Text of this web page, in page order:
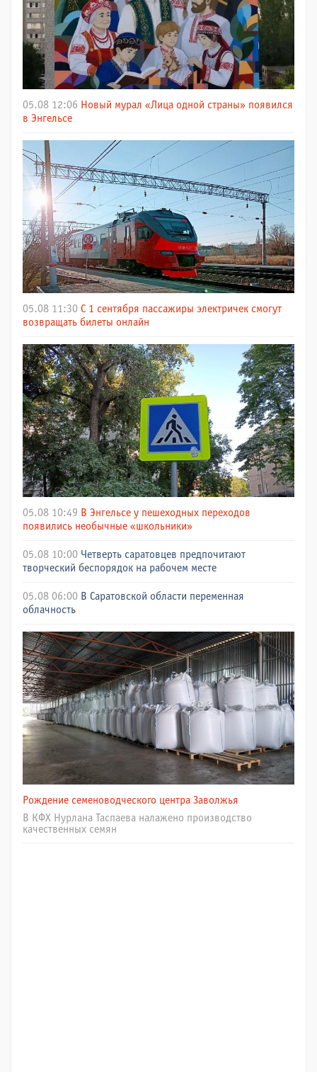
05.08 12:06 Новый мурал «Лица одной страны» появился
в Энгельсе
05.08 11:30 С 1 сентября пассажиры электричек смогут
возвращать билеты онлайн
05.08 10:49 В Энгельсе у пешеходных переходов
появились необычные «школьники»
05.08 10:00 Четверть саратовцев предпочитают
творческий беспорядок на рабочем месте
05.08 06:00 В Саратовской области переменная
облачность
Рождение семеноводческого центра Заволжья
В КФХ Нурлана Таспаева налажено производство
качественных семян